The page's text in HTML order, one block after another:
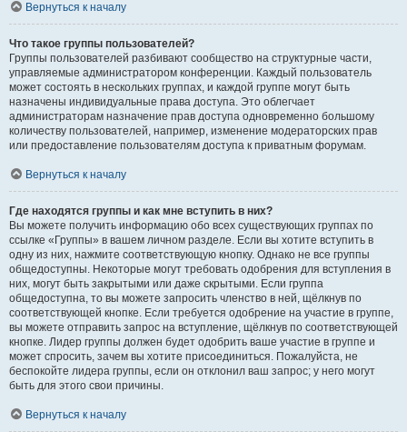
Вернуться к началу
Что такое группы пользователей?
Группы пользователей разбивают сообщество на структурные части,
управляемые администратором конференции. Каждый пользователь
может состоять в нескольких группах, и каждой группе могут быть
назначены индивидуальные права доступа. Это облегчает
администраторам назначение прав доступа одновременно большому
количеству пользователей, например, изменение модераторских прав
или предоставление пользователям доступа к приватным форумам.
Вернуться к началу
Где находятся группы и как мне вступить в них?
Вы можете получить информацию обо всех существующих группах по
ссылке «Группы» в вашем личном разделе. Если вы хотите вступить в
одну из них, нажмите соответствующую кнопку. Однако не все группы
общедоступны. Некоторые могут требовать одобрения для вступления в
них, могут быть закрытыми или даже скрытыми. Если группа
общедоступна, то вы можете запросить членство в ней, щёлкнув по
соответствующей кнопке. Если требуется одобрение на участие в группе,
вы можете отправить запрос на вступление, щёлкнув по соответствующей
кнопке. Лидер группы должен будет одобрить ваше участие в группе и
может спросить, зачем вы хотите присоединиться. Пожалуйста, не
беспокойте лидера группы, если он отклонил ваш запрос; у него могут
быть для этого свои причины.
Вернуться к началу